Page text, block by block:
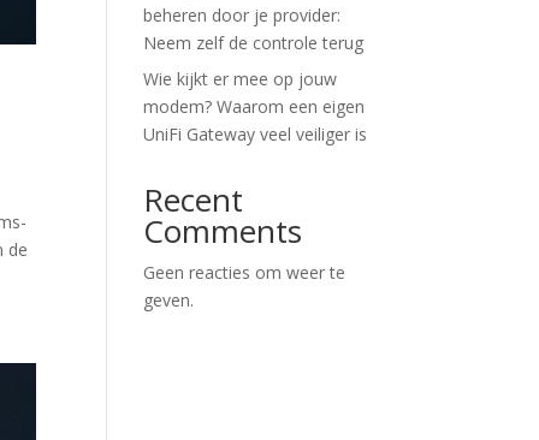
de
beheren door je provider:
Neem zelf de controle terug
Wie kijkt er mee op jouw
modem? Waarom een eigen
UniFi Gateway veel veiliger is
Recent
Comments
Geen reacties om weer te
geven.